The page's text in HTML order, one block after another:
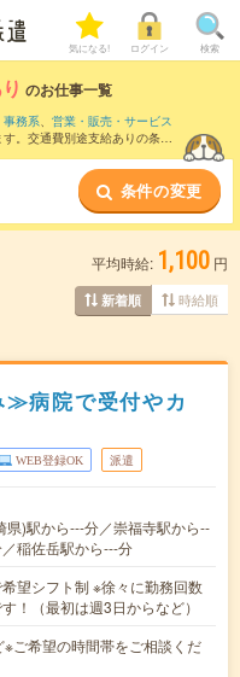
気になる! ログイン 検索
のお仕事一覧
事務系、 営業・販売・サービス
。交通費別途支給ありの条件
条件の変更
平均時給: 1,100 円
新着順 時給順
病院で受付やカ
WEB登録OK 派遣
)駅から---分／崇福寺駅から--
稲佐岳駅から---分
望シフト制 ※徐々に勤務回数
！（最初は週3日からなど）
ご希望の時間帯をご相談くだ